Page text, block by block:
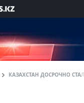
КАЗАХСТАН ДОСРОЧНО